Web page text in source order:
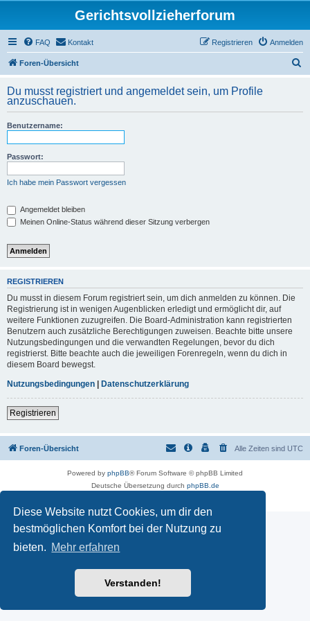
Diese Website nutzt Cookies, um dir den
bestmöglichen Komfort bei der Nutzung zu
bieten. Mehr erfahren
Verstanden!
Gerichtsvollzieherforum
FAQ Kontakt Anmelden
Registrieren
Foren-Übersicht
h
Du musst registriert und angemeldet sein, um Profile
anzuschauen.
Benutzername:
Passwort:
Ich habe mein Passwort vergessen
Angemeldet bleiben
Meinen Online-Status während dieser Sitzung verbergen
REGISTRIEREN
Du musst in diesem Forum registriert sein, um dich anmelden zu können. Die
Registrierung ist in wenigen Augenblicken erledigt und ermöglicht dir, auf
weitere Funktionen zuzugreifen. Die Board-Administration kann registrierten
Benutzern auch zusätzliche Berechtigungen zuweisen. Beachte bitte unsere
Nutzungsbedingungen und die verwandten Regelungen, bevor du dich
registrierst. Bitte beachte auch die jeweiligen Forenregeln, wenn du dich in
diesem Board bewegst.
Nutzungsbedingungen | Datenschutzerklärung
Registrieren
Foren-Übersicht Alle Zeiten sind UTC
Powered by phpBB® Forum Software © phpBB Limited
Deutsche Übersetzung durch phpBB.de